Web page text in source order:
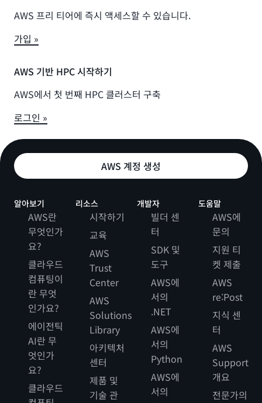
AWS 프리 티어에 즉시 액세스할 수 있습니다.
가입 »
AWS 기반 HPC 시작하기
AWS에서 첫 번째 HPC 클러스터 구축
로그인 »
AWS 계정 생성
알아보기
AWS란
무엇인가
요?
클라우드
컴퓨팅이
란 무엇
인가요?
에이전틱
AI란 무
엇인가
요?
클라우드
리소스
시작하기
교육
AWS
Trust
Center
AWS
Solutions
Library
아키텍처
센터
제품 및
기술 관
개발자
빌더 센
터
SDK 및
도구
AWS에
서의
.NET
AWS에
서의
Python
AWS에
서의
도움말
AWS에
문의
지원 티
켓 제출
AWS
re:Post
지식 센
터
AWS
Support
개요
전문가의